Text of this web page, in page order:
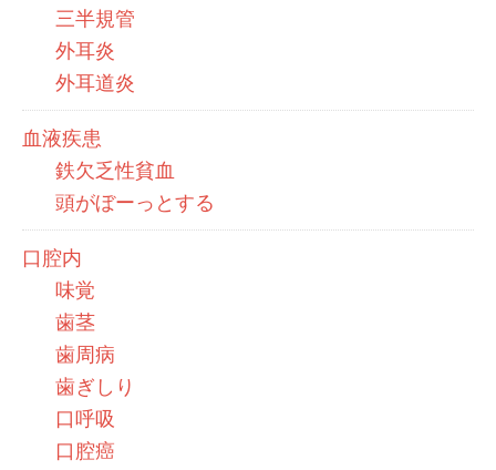
三半規管
外耳炎
外耳道炎
血液疾患
鉄欠乏性貧血
頭がぼーっとする
口腔内
味覚
歯茎
歯周病
歯ぎしり
口呼吸
口腔癌